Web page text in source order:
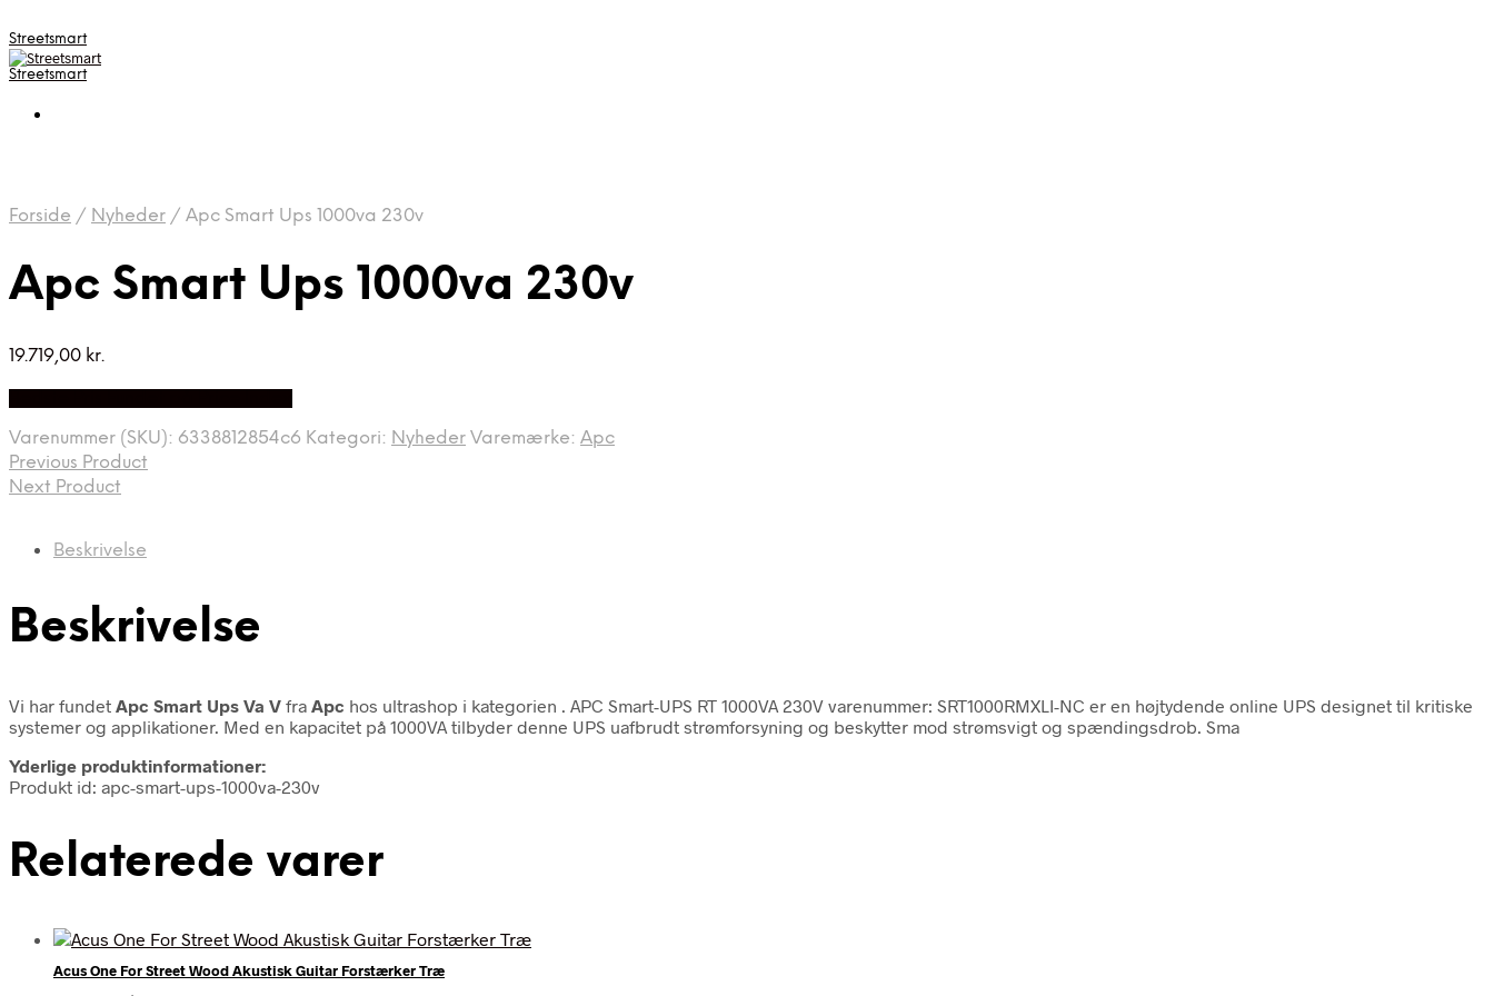
Streetsmart
Streetsmart
Forside / Nyheder / Apc Smart Ups 1000va 230v
Apc Smart Ups 1000va 230v
19.719,00 kr.
Varenummer (SKU): 6338812854c6 Kategori: Nyheder Varemærke: Apc
Previous Product
Next Product
Beskrivelse
Beskrivelse
Vi har fundet Apc Smart Ups Va V fra Apc hos ultrashop i kategorien
. APC Smart-UPS RT 1000VA 230V varenummer: SRT1000RMXLI-NC er en højtydende online UPS designet til kritiske
systemer og applikationer. Med en kapacitet på 1000VA tilbyder denne UPS uafbrudt strømforsyning og beskytter mod strømsvigt og spændingsdrob. Sma
Yderlige produktinformationer:
Produkt id: apc-smart-ups-1000va-230v
Relaterede varer
Acus One For Street Wood Akustisk Guitar Forstærker Træ